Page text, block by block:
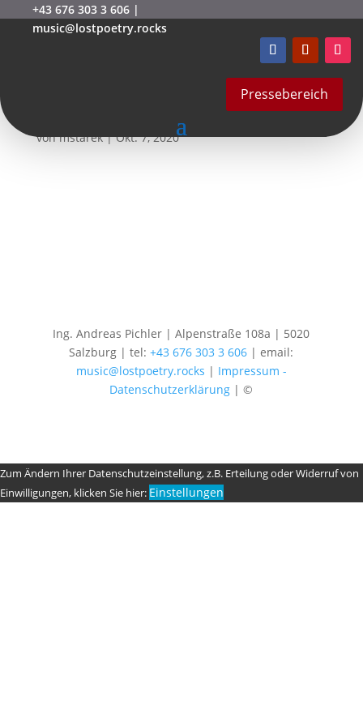
+43 676 303 3 606 |
music@lostpoetry.rocks
Pressebereich
rockhouse_acoustic_sum
vonmstarek|Okt. 7, 2020
Ing. Andreas Pichler | Alpenstraße 108a | 5020
Salzburg | tel:+43 676 303 3 606 | email:
music@lostpoetry.rocks | Impressum -
Datenschutzerklärung | ©
Zum Ändern Ihrer Datenschutzeinstellung, z.B. Erteilung oder Widerruf von
Einwilligungen, klicken Sie hier: Einstellungen